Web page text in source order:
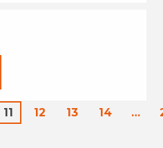
11 12 13 14 …